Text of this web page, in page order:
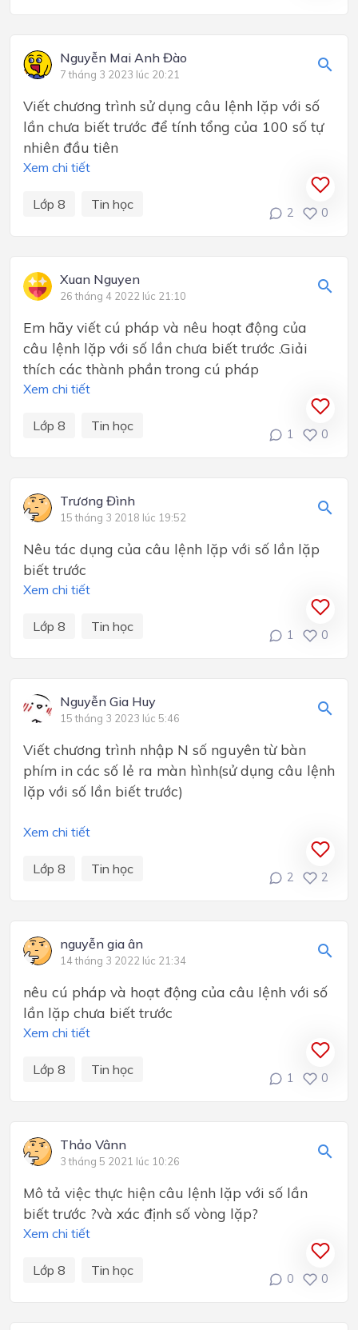
Nguyễn Mai Anh Đào
7 tháng 3 2023 lúc 20:21
Viết chương trình sử dụng câu lệnh lặp với số
lần chưa biết trước để tính tổng của 100 số tự
nhiên đầu tiên
Xem chi tiết
Lớp 8 Tin học
2 0
Xuan Nguyen
26 tháng 4 2022 lúc 21:10
Em hãy viết cú pháp và nêu hoạt động của
câu lệnh lặp với số lần chưa biết trước .Giải
thích các thành phần trong cú pháp
Xem chi tiết
Lớp 8 Tin học
1 0
Trương Đình
15 tháng 3 2018 lúc 19:52
Nêu tác dụng của câu lệnh lặp với số lần lặp
biết trước
Xem chi tiết
Lớp 8 Tin học
1 0
Nguyễn Gia Huy
15 tháng 3 2023 lúc 5:46
Viết chương trình nhập N số nguyên từ bàn
phím in các số lẻ ra màn hình(sử dụng câu lệnh
lặp với số lần biết trước)
Xem chi tiết
Lớp 8 Tin học
2 2
nguyễn gia ân
14 tháng 3 2022 lúc 21:34
nêu cú pháp và hoạt động của câu lệnh với số
lần lặp chưa biết trước
Xem chi tiết
Lớp 8 Tin học
1 0
Thảo Vânn
3 tháng 5 2021 lúc 10:26
Mô tả việc thực hiện câu lệnh lặp với số lần
biết trước ?và xác định số vòng lặp?
Xem chi tiết
Lớp 8 Tin học
0 0